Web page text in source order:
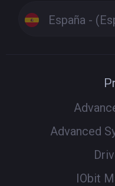
España -
Advanced
IObit